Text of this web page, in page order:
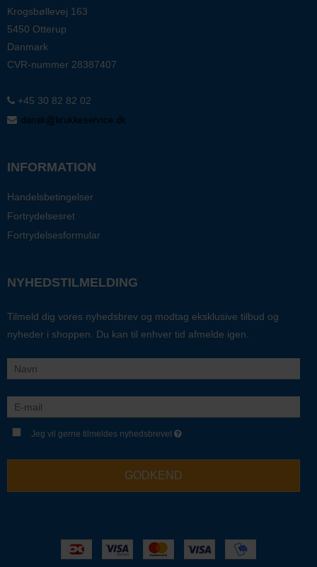
Krogsbøllevej 163
5450 Otterup
Danmark
CVR-nummer 28387407
+45 30 82 82 02
INFORMATION
Handelsbetingelser
Fortrydelsesret
Fortrydelsesformular
NYHEDSTILMELDING
Tilmeld dig vores nyhedsbrev og modtag eksklusive tilbud og
nyheder i shoppen. Du kan til enhver tid afmelde igen.
Jeg vil gerne tilmeldes nyhedsbrevet
GODKEND